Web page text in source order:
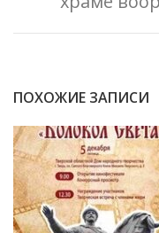
ПОХОЖИЕ ЗАПИСИ